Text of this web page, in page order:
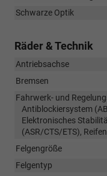
Schwarze Optik
Räder & Technik
Antriebsachse
Bremsen
Fahrwerk- und
Antiblockiersystem
Elektronisches
(ASR/CTS/ETS),
Felgengröße
Felgentyp